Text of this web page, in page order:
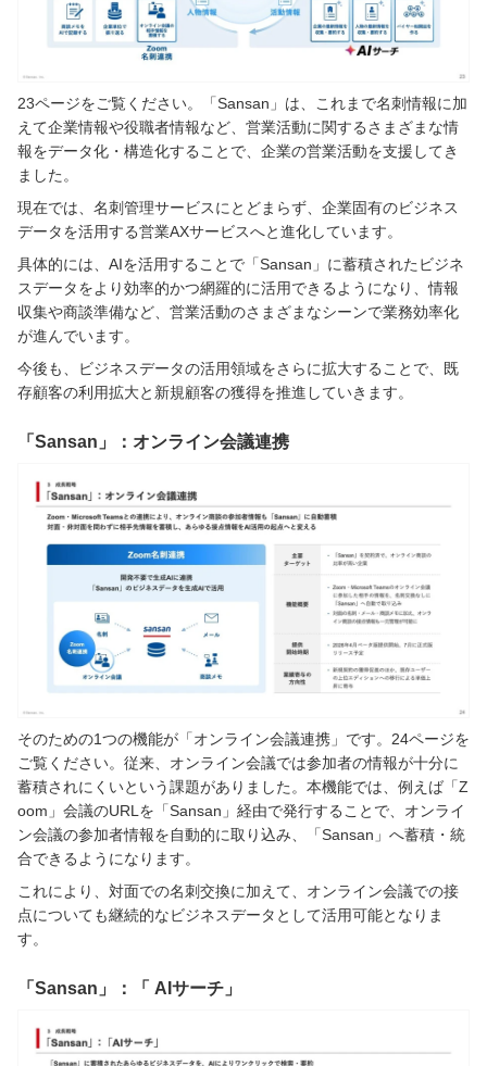
23ページをご覧ください。「Sansan」は、これまで名刺情報に加
えて企業情報や役職者情報など、営業活動に関するさまざまな情
報をデータ化・構造化することで、企業の営業活動を支援してき
ました。
現在では、名刺管理サービスにとどまらず、企業固有のビジネス
データを活用する営業AXサービスへと進化しています。
具体的には、AIを活用することで「Sansan」に蓄積されたビジネ
スデータをより効率的かつ網羅的に活用できるようになり、情報
収集や商談準備など、営業活動のさまざまなシーンで業務効率化
が進んでいます。
今後も、ビジネスデータの活用領域をさらに拡大することで、既
存顧客の利用拡大と新規顧客の獲得を推進していきます。
「Sansan」：オンライン会議連携
そのための1つの機能が「オンライン会議連携」です。24ページを
ご覧ください。従来、オンライン会議では参加者の情報が十分に
蓄積されにくいという課題がありました。本機能では、例えば「Z
oom」会議のURLを「Sansan」経由で発行することで、オンライ
ン会議の参加者情報を自動的に取り込み、「Sansan」へ蓄積・統
合できるようになります。
これにより、対面での名刺交換に加えて、オンライン会議での接
点についても継続的なビジネスデータとして活用可能となりま
す。
「Sansan」：「 AIサーチ」